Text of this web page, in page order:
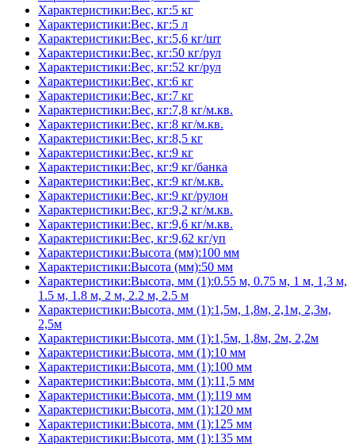
Характеристики:Вес, кг:5 кг
Характеристики:Вес, кг:5 л
Характеристики:Вес, кг:5,6 кг/шт
Характеристики:Вес, кг:50 кг/рул
Характеристики:Вес, кг:52 кг/рул
Характеристики:Вес, кг:6 кг
Характеристики:Вес, кг:7 кг
Характеристики:Вес, кг:7,8 кг/м.кв.
Характеристики:Вес, кг:8 кг/м.кв.
Характеристики:Вес, кг:8,5 кг
Характеристики:Вес, кг:9 кг
Характеристики:Вес, кг:9 кг/банка
Характеристики:Вес, кг:9 кг/м.кв.
Характеристики:Вес, кг:9 кг/рулон
Характеристики:Вес, кг:9,2 кг/м.кв.
Характеристики:Вес, кг:9,6 кг/м.кв.
Характеристики:Вес, кг:9,62 кг/уп
Характеристики:Высота (мм):100 мм
Характеристики:Высота (мм):50 мм
Характеристики:Высота, мм (1):0.55 м, 0.75 м, 1 м, 1,3 м,
1.5 м, 1.8 м, 2 м, 2.2 м, 2.5 м
Характеристики:Высота, мм (1):1,5м, 1,8м, 2,1м, 2,3м,
2,5м
Характеристики:Высота, мм (1):1,5м, 1,8м, 2м, 2,2м
Характеристики:Высота, мм (1):10 мм
Характеристики:Высота, мм (1):100 мм
Характеристики:Высота, мм (1):11,5 мм
Характеристики:Высота, мм (1):119 мм
Характеристики:Высота, мм (1):120 мм
Характеристики:Высота, мм (1):125 мм
Характеристики:Высота, мм (1):135 мм